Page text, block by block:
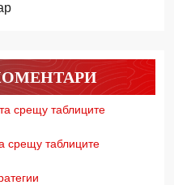
срещу таблиците
срещу таблиците